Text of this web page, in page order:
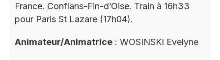
France. Conflans-Fin-d’Oise. Train à 16h33
pour Paris St Lazare (17h04).
Animateur/Animatrice : WOSINSKI Evelyne